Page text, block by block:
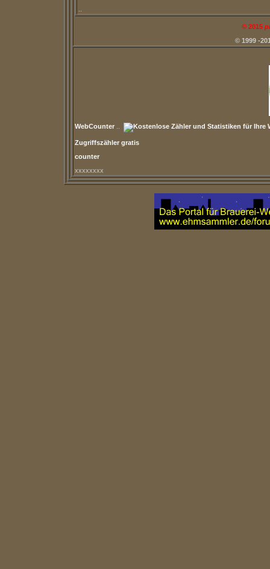
© 2015
© 1999 -
WebCounter
Zugriffszähler gratis
counter
xxxxxxxx